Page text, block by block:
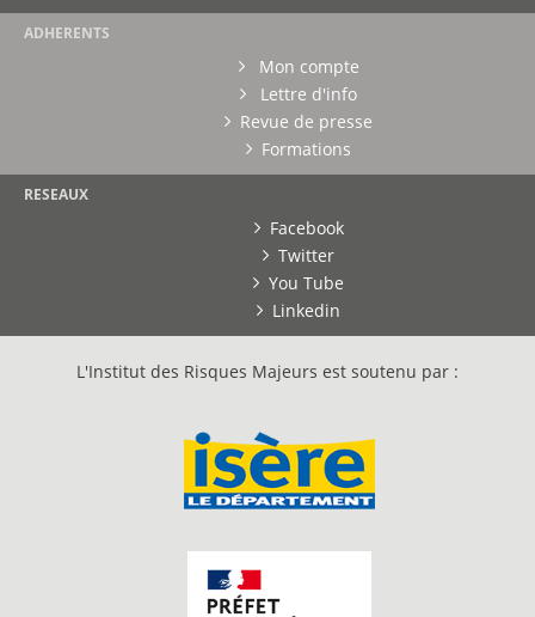
ADHERENTS
Mon compte
Lettre d'info
Revue de presse
Formations
RESEAUX
Facebook
Twitter
You Tube
Linkedin
L'Institut des Risques Majeurs est soutenu par :